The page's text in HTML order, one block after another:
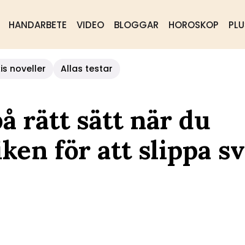
HANDARBETE VIDEO BLOGGAR HOROSKOP
noveller
Allas testar
rätt sätt när du
för att slippa